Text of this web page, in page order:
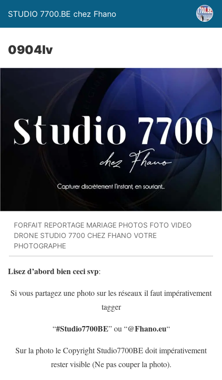
STUDIO 7700.BE chez Fhano
0904lv
FORFAIT REPORTAGE MARIAGE PHOTOS FOTO VIDEO
DRONE STUDIO 7700 CHEZ FHANO VOTRE
PHOTOGRAPHE
Lisez d’abord bien ceci svp:
Si vous partagez une photo sur les réseaux il faut impérativement
tagger
“#Studio7700BE” ou “@Fhano.eu“
Sur la photo le Copyright Studio7700BE doit impérativement
rester visible (Ne pas couper la photo).